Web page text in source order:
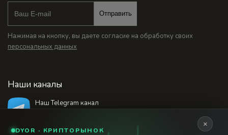
Отправить
Нажимая на кнопку, вы даете согласие на обработку своих
персональных данных
Наши каналы
Наш Telegram канал
×
DYOR · КРИПТОРЫНОК